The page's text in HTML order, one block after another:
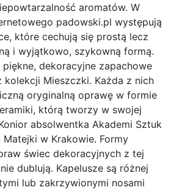
aromatów. W
padowski.pl występują
które cechują się prostą lecz
i wyjątkowo, szykowną formą.
dekoracyjne zapachowe
kolekcji Mieszczki. Każda z nich
oryginalną oprawę w formie
którą tworzy w swojej
absolwentka Akademi Sztuk
Matejki w Krakowie. Formy
świec dekoracyjnych z tej
dublują. Kapelusze są różnej
lub zakrzywionymi nosami